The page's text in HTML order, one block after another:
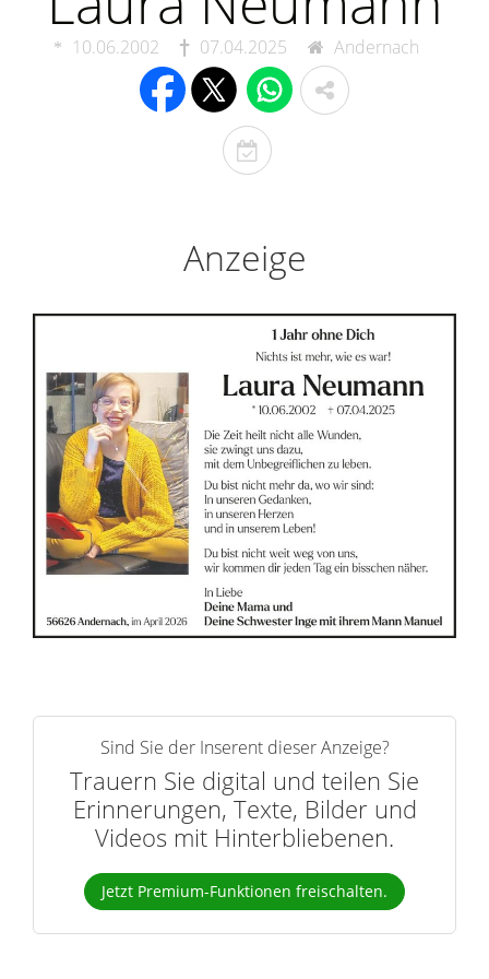
10.06.2002 07.04.2025 Andernach
T
o
s
t
g
r
i
n
n
e
r
n
Anzeige
Sind Sie der Inserent dieser Anzeige?
Trauern Sie digital und teilen Sie
Erinnerungen, Texte, Bilder und
Videos mit Hinterbliebenen.
Jetzt Premium-Funktionen freischalten.